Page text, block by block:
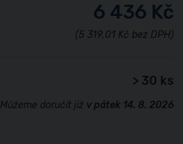
6 436 Kč
(5 319,01 Kč bez DPH)
> 30 ks
Můžeme doručit již v pátek 14. 8. 2026